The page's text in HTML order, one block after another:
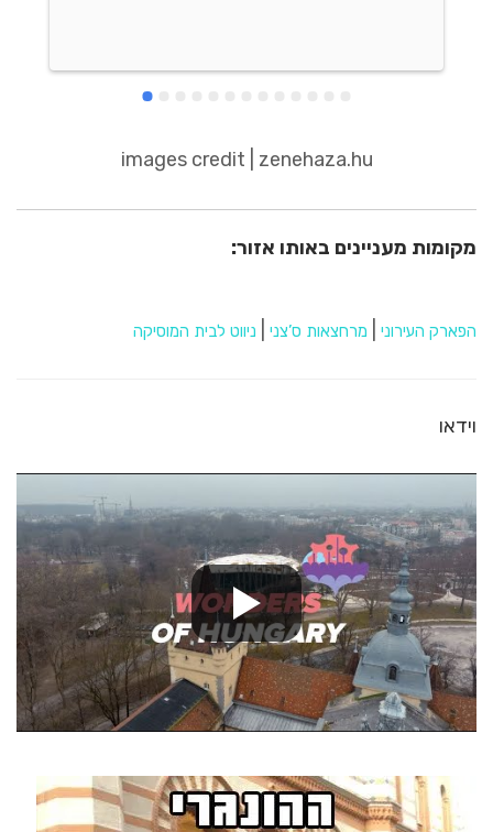
images credit | zenehaza.hu
מקומות מעניינים באותו אזור:
הפארק העירוני מרחצאות ס’צני ניווט לבית המוסיקה
וידאו